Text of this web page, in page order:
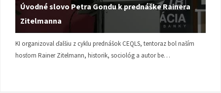
Úvodné slovo Petra Gondu k prednáške Rainera
Zitelmanna
KI organizoval ďalšiu z cyklu prednášok CEQLS, tentoraz bol naším
hosťom Rainer Zitelmann, historik, sociológ a autor be…